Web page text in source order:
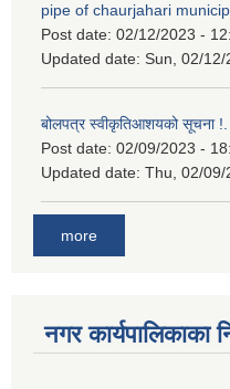
pipe of chaurjahari
Post date: 02/12/2023 -
Updated date: Sun, 02/
बोलपत्र स्वीकृतिआशयको सूचना !.
Post date: 02/09/2023 -
Updated date: Thu, 02/09/
more
नगर कार्यपालिकाका